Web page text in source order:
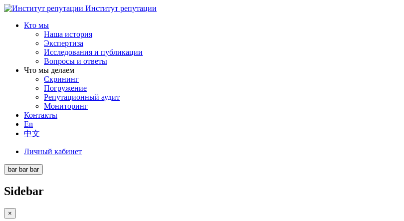
Институт репутации
Кто мы
Наша история
Экспертиза
Исследования и публикации
Вопросы и ответы
Что мы делаем
Скрининг
Погружение
Репутационный аудит
Мониторинг
Контакты
En
中文
Личный кабинет
bar bar bar
Sidebar
×